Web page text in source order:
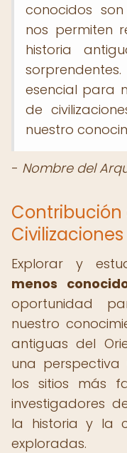
conocidos
nos permiten
historia
esencial para
de
nuestro
- Nombre del
Explorar y
menos
oportunidad
nuestro
antiguas del
una
los sitios más
investigadores
la historia y la
exploradas.